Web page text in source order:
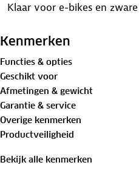
Klaar voor e-bikes en
Met een stevig aluminium
beschermen je fietsen
Slim en gebruiksvriendelijk
Het Quick-Release
mogelijk. De drager is
kofferbak. De
gemonteerd.
Kenmerken
Functies & opties
Geschikt voor
Afmetingen & gewicht
Garantie & service
Overige kenmerken
Productveiligheid
Bekijk alle kenmerken